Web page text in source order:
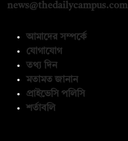
news@thedailycampus.com
আমাদের সম্পর্কে
যোগাযোগ
তথ্য দিন
মতামত জানান
প্রাইভেসি পলিসি
শর্তাবলি